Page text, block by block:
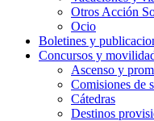
Otros Acción
Ocio
Boletines y
Concursos y
Ascenso y
Comisiones de
Cátedras
Destinos